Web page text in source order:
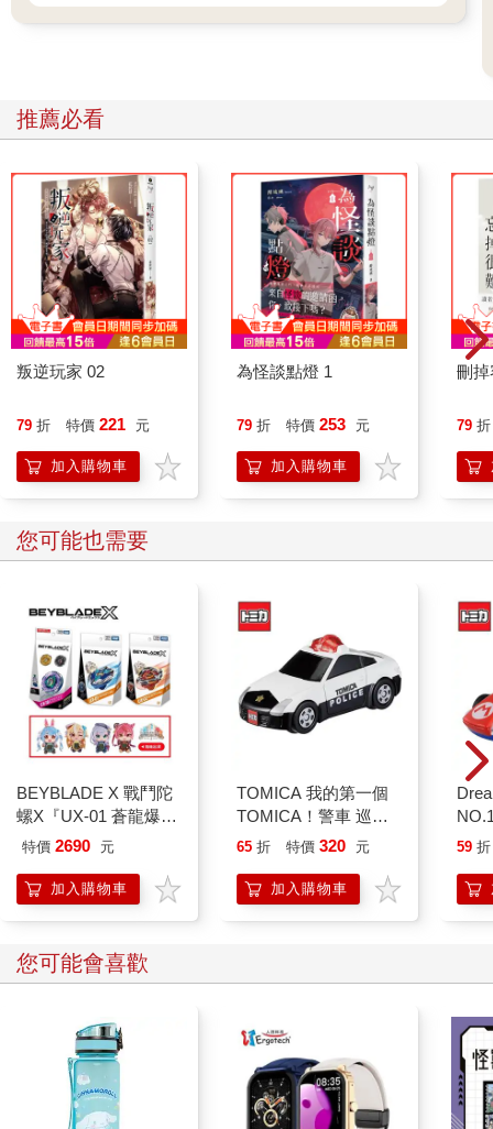
推薦必看
叛逆玩家 02
79 折 特價 221 元
加入購物車
為怪談點燈 1
79 折 特價 253 元
加入購物車
刪
79 折
您可能也需要
BEYBLADE X 戰鬥陀
螺X『UX-01 蒼龍爆
刃、UX-02 惡魔戰
隨機強化組』多款任選
特價 2690 元
加入購物車
TOMICA 我的第一個
TOMICA！警車 巡邏
車 玩具車 多美小汽車
65 折 特價 320 元
加入購物車
瑪
59 折
您可能會喜歡